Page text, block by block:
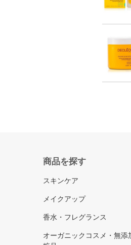
商品を探す
スキンケア
メイクアップ
香水・フレグランス
オーガニックコスメ・無添